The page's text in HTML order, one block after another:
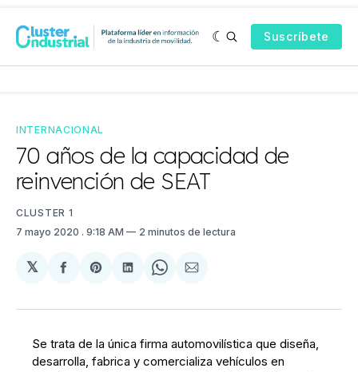
Suscríbete
INTERNACIONAL
70 años de la capacidad de
reinvención de SEAT
CLUSTER 1
7 mayo 2020 . 9:18 AM 2 minutos de lectura
𝕏
Compartir
Facebook
Share
Pinterest
Compartir
LinkedIn
Share
WhatsApp
Compartir
Email
Se trata de la única firma automovilística que diseña,
desarrolla, fabrica y comercializa vehículos en